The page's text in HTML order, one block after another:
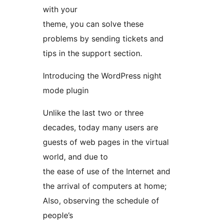
with your
theme, you can solve these
problems by sending tickets and
tips in the support section.
Introducing the WordPress night
mode plugin
Unlike the last two or three
decades, today many users are
guests of web pages in the virtual
world, and due to
the ease of use of the Internet and
the arrival of computers at home;
Also, observing the schedule of
people’s